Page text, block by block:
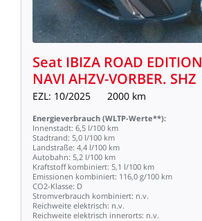
Seat IBIZA ROAD EDITION
NAVI AHZV-VORBER. SHZ
EZL: 10/2025 2000 km
Energieverbrauch (WLTP-Werte**):
Innenstadt: 6,5 l/100 km
Stadtrand: 5,0 l/100 km
Landstraße: 4,4 l/100 km
Autobahn: 5,2 l/100 km
Kraftstoff kombiniert: 5,1 l/100 km
Emissionen kombiniert: 116,0 g/100 km
CO2-Klasse: D
Stromverbrauch kombiniert: n.v.
Reichweite elektrisch: n.v.
Reichweite elektrisch innerorts: n.v.